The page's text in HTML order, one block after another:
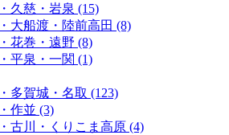
久慈・岩泉 (15)
大船渡・陸前高田 (8)
花巻・遠野 (8)
平泉・一関 (1)
多賀城・名取 (123)
作並 (3)
古川・くりこま高原 (4)